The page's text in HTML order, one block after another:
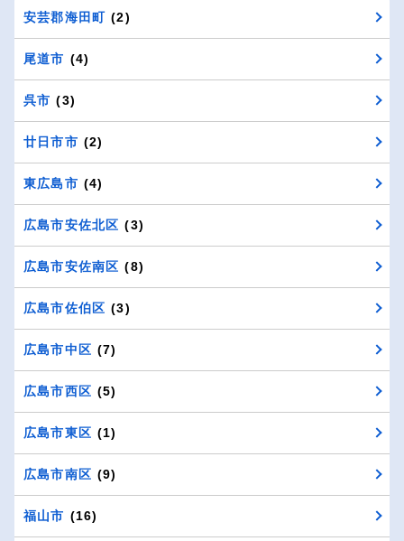
安芸郡海田町 (2)
尾道市 (4)
呉市 (3)
廿日市市 (2)
東広島市 (4)
広島市安佐北区 (3)
広島市安佐南区 (8)
広島市佐伯区 (3)
広島市中区 (7)
広島市西区 (5)
広島市東区 (1)
広島市南区 (9)
福山市 (16)